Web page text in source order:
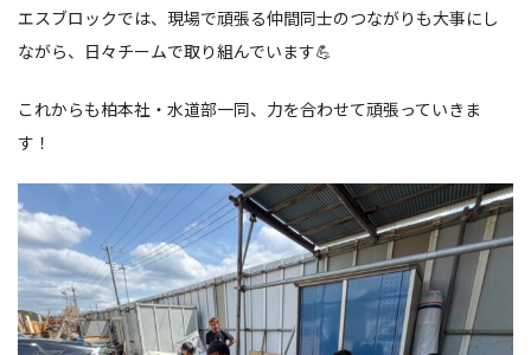
エスブロックでは、現場で頑張る仲間同士のつながりも大事にし
ながら、日々チームで取り組んでいます💪
これからも柏本社・水道部一同、力を合わせて頑張っていきま
す！